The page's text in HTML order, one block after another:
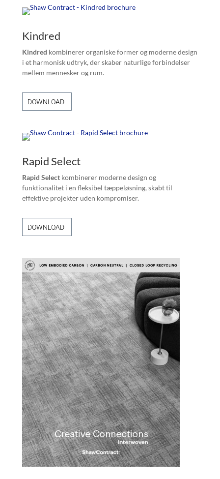
Kindred
Kindred kombinerer organiske former og moderne design
i et harmonisk udtryk, der skaber naturlige forbindelser
mellem mennesker og rum.
DOWNLOAD
Rapid Select
Rapid Selectkombinerer moderne design og
funktionalitet i en fleksibel tæppeløsning, skabt til
effektive projekter uden kompromiser.
DOWNLOAD